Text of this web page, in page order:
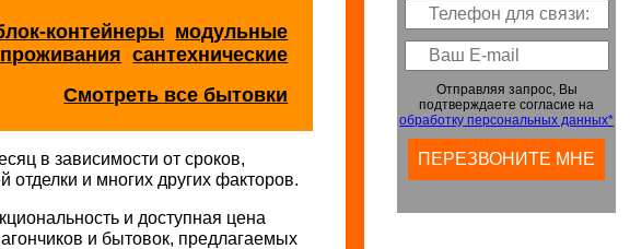
контейнеры модульные
сантехнические
Смотреть все бытовки
в зависимости от сроков,
и многих других факторов.
и доступная цена
и бытовок, предлагаемых
Отправляя запрос, Вы
подтверждаете согласие на
обработку персональных данных*